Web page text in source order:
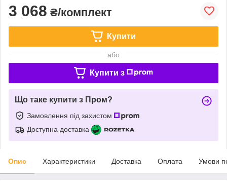
3 068 ₴/комплект
Купити
або
Купити з
Що таке купити з Пром?
Замовлення під захистом
Доступна доставка
Опис Характеристики Доставка Оплата Умови